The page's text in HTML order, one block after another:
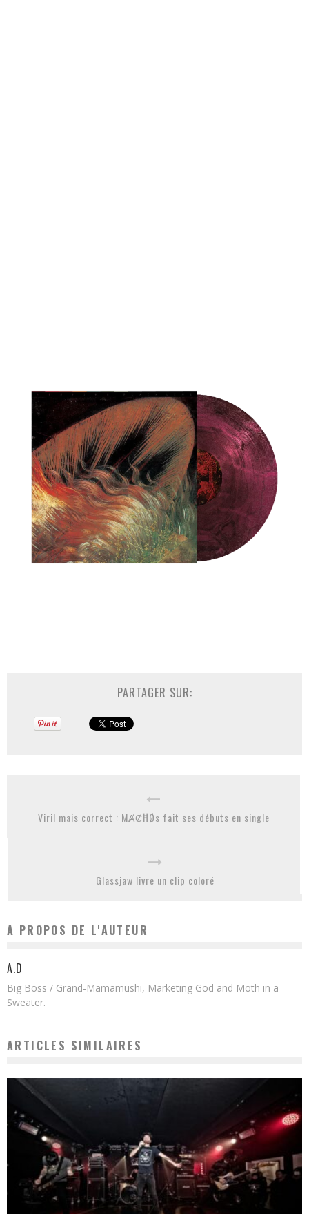
PARTAGER SUR:
Viril mais correct : MȺȻĦØs fait ses débuts en single
Glassjaw livre un clip coloré
A PROPOS DE L'AUTEUR
A.D
Big Boss / Grand-Mamamushi, Marketing God and Moth in a
Sweater.
ARTICLES SIMILAIRES